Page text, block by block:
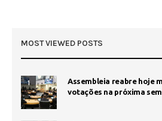
MOST VIEWED POSTS
1
Assembleia reabre hoje
votações na próxima